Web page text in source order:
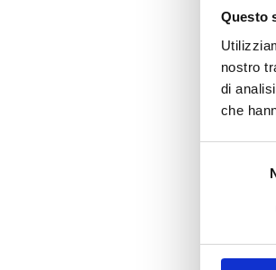
Questo
nostro
di
che